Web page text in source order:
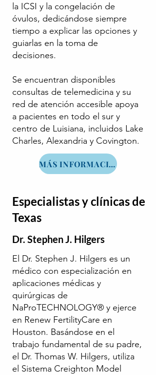
la ICSI y la congelación de
óvulos, dedicándose siempre
tiempo a explicar las opciones y
guiarlas en la toma de
decisiones.
Se encuentran disponibles
consultas de telemedicina y su
red de atención accesible apoya
a pacientes en todo el sur y
centro de Luisiana, incluidos Lake
Charles, Alexandria y Covington.
MÁS INFORMACIÓN
Especialistas y clínicas de
Texas
Dr. Stephen J. Hilgers
El Dr. Stephen J. Hilgers es un
médico con especialización en
aplicaciones médicas y
quirúrgicas de
NaProTECHNOLOGY® y ejerce
en Renew FertilityCare en
Houston. Basándose en el
trabajo fundamental de su padre,
el Dr. Thomas W. Hilgers, utiliza
el Sistema Creighton Model